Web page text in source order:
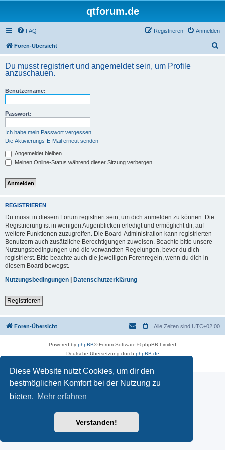
Diese Website nutzt Cookies, um dir den
bestmöglichen Komfort bei der Nutzung zu
bieten. Mehr erfahren
Verstanden!
qtforum.de
FAQ Anmelden
Registrieren
Foren-Übersicht
h
Du musst registriert und angemeldet sein, um Profile
anzuschauen.
Benutzername:
Passwort:
Ich habe mein Passwort vergessen
Die Aktivierungs-E-Mail erneut senden
Angemeldet bleiben
Meinen Online-Status während dieser Sitzung verbergen
REGISTRIEREN
Du musst in diesem Forum registriert sein, um dich anmelden zu können. Die
Registrierung ist in wenigen Augenblicken erledigt und ermöglicht dir, auf
weitere Funktionen zuzugreifen. Die Board-Administration kann registrierten
Benutzern auch zusätzliche Berechtigungen zuweisen. Beachte bitte unsere
Nutzungsbedingungen und die verwandten Regelungen, bevor du dich
registrierst. Bitte beachte auch die jeweiligen Forenregeln, wenn du dich in
diesem Board bewegst.
Nutzungsbedingungen | Datenschutzerklärung
Registrieren
Foren-Übersicht Alle Zeiten sind UTC+02:00
Powered by phpBB® Forum Software © phpBB Limited
Deutsche Übersetzung durch phpBB.de